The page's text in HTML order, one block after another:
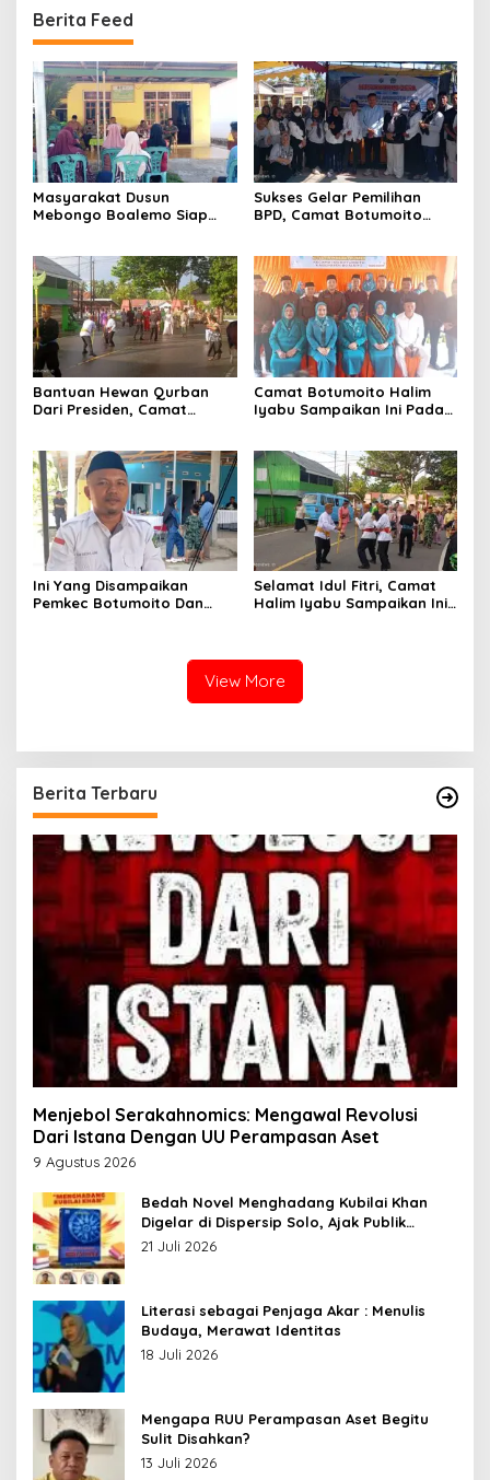
Berita Feed
Masyarakat Dusun
Mebongo Boalemo Siap
Sukses Gelar Pemilihan
BPD, Camat Botumoito
Bantuan Hewan Qurban
Dari Presiden, Camat
Camat Botumoito Halim
Iyabu Sampaikan Ini Pada
Ini Yang Disampaikan
Pemkec Botumoito Dan
Selamat Idul Fitri, Camat
Halim Iyabu Sampaikan Ini
View More
Berita Terbaru
Menjebol Serakahnomics: Mengawal Revolusi
Dari Istana Dengan UU Perampasan Aset
9 Agustus 2026
Bedah Novel Menghadang Kubilai Khan
Digelar di Dispersip Solo, Ajak Publik
Menyelami Heroisme Leluhur Nusantara
21 Juli 2026
Literasi sebagai Penjaga Akar : Menulis
Budaya, Merawat Identitas
18 Juli 2026
Mengapa RUU Perampasan Aset Begitu
Sulit Disahkan?
13 Juli 2026